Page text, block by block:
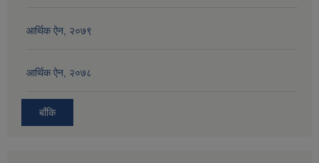
आर्थिक ऐन, २०७९
आर्थिक ऐन, २०७८
बाँकि